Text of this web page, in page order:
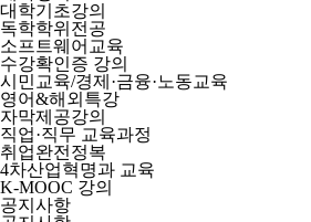
대학기초강의
독학학위전공
소프트웨어교육
수강확인증 강의
시민교육/경제·금융·노동교육
영어&해외특강
자막제공강의
직업·직무 교육과정
취업완전정복
4차산업혁명과 교육
K-MOOC 강의
공지사항